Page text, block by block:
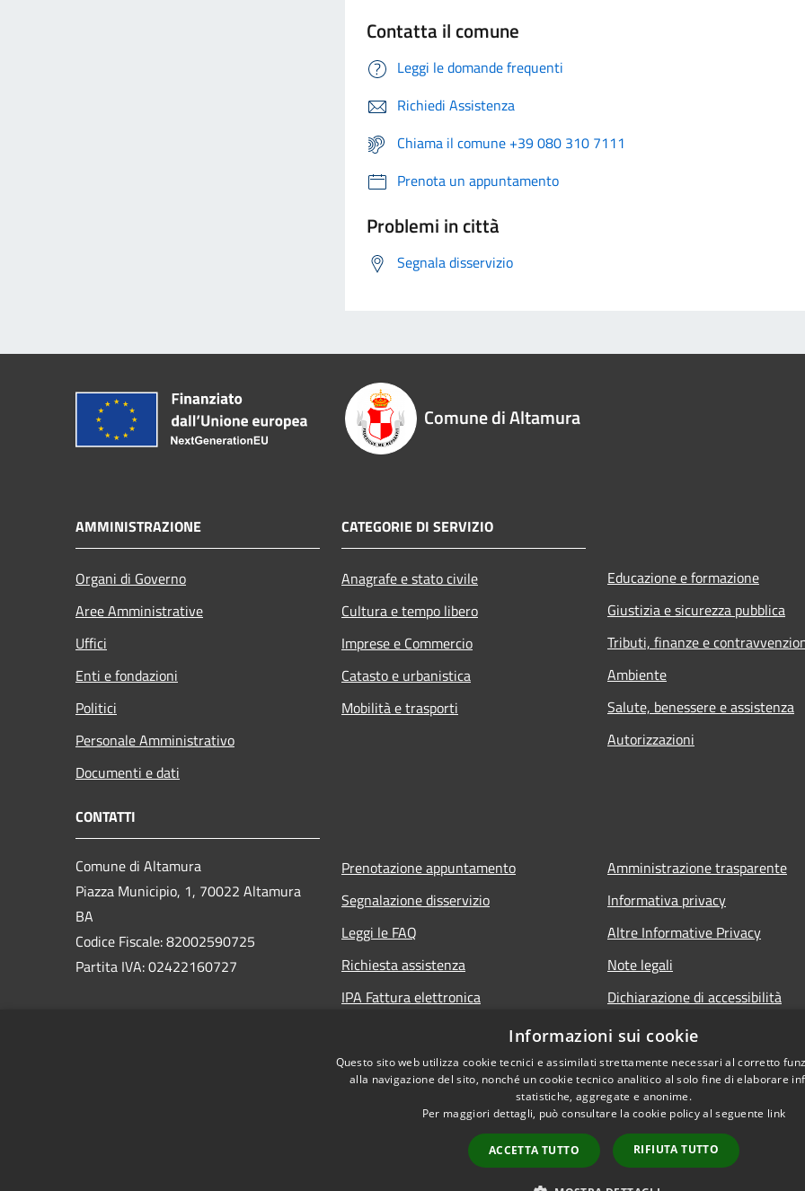
Contatta il comune
Leggi le domande frequenti
Richiedi Assistenza
Chiama il comune +39 080 310 7111
Prenota un appuntamento
Problemi in città
Segnala disservizio
Comune di Altamura
AMMINISTRAZIONE
Organi di Governo
Aree Amministrative
Uffici
Enti e fondazioni
Politici
Personale Amministrativo
Documenti e dati
CATEGORIE DI SERVIZIO
Anagrafe e stato civile
Cultura e tempo libero
Imprese e Commercio
Catasto e urbanistica
Mobilità e trasporti
Educazione e formazione
Giustizia e sicurezza pubblica
Tributi, finanze e
Ambiente
Salute, benessere e assistenza
Autorizzazioni
CONTATTI
Comune di Altamura
Piazza Municipio, 1, 70022 Altamura
BA
Codice Fiscale: 82002590725
Partita IVA: 02422160727
protocollo.generale@pec.comune.altamura.ba.it
Prenotazione appuntamento
Segnalazione disservizio
Leggi le FAQ
Richiesta assistenza
IPA Fattura elettronica
Amministrazione trasparente
Informativa privacy
Altre Informative Privacy
Note legali
Dichiarazione di accessibilità
Informazioni sui cookie
Questo sito web utilizza cookie tecnici e assimilati strettamente necessari al corretto
alla navigazione del sito, nonché un cookie tecnico analitico al solo fine di elaborare
statistiche, aggregate e anonime.
Per maggiori dettagli, può consultare la cookie policy al seguente link
ACCETTA TUTTO RIFIUTA TUTTO